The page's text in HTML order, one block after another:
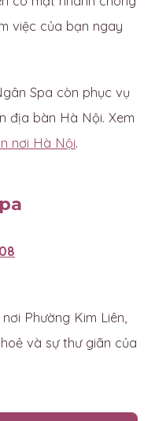
việc của bạn ngay
Spa còn phục vụ
địa bàn Hà Nội. Xem
nơi Hà Nội.
Phường Kim Liên,
và sự thư giãn của